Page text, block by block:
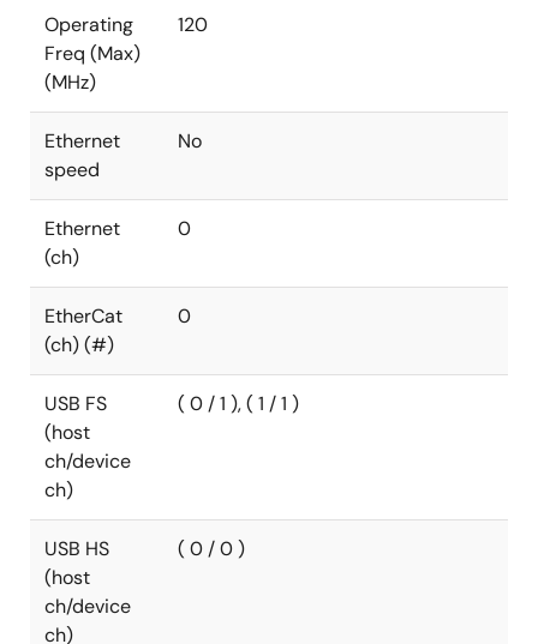
Operating
Freq (Max)
(MHz)
120
Ethernet
speed
No
Ethernet
(ch)
0
EtherCat
(ch) (#)
0
USB FS
(host
ch/device
ch)
( 0 / 1 ), ( 1 / 1 )
USB HS
(host
ch/device
ch)
( 0 / 0 )